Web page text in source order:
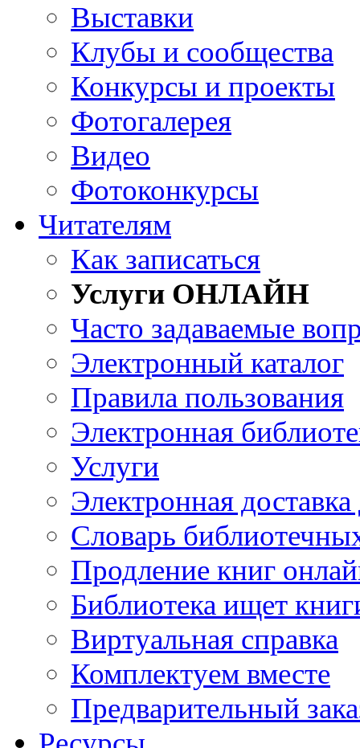
Выставки
Клубы и сообщества
Конкурсы и проекты
Фотогалерея
Видео
Фотоконкурсы
Читателям
Как записаться
Услуги ОНЛАЙН
Часто задаваемые
Электронный каталог
Правила пользования
Электронная
Услуги
Электронная
Словарь
Продление книг
Библиотека ищет
Виртуальная справка
Комплектуем вместе
Предварительный